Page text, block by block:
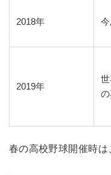
2018年
2019年
春の高校野球開催時は